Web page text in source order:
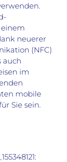
neuerer
(NFC)
auch
im
mobile
Sie sein.